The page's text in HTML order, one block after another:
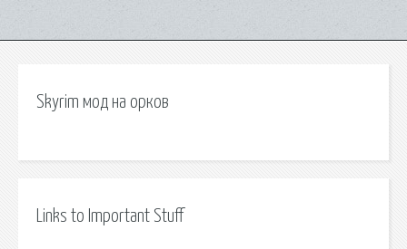
Skyrim мод на орков
Links to Important Stuff